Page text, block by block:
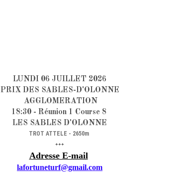
LUNDI 06 JUILLET 2026
PRIX DES SABLES-D'OLONNE
AGGLOMERATION
18:30 - Réunion 1 Course 8
LES SABLES D'OLONNE
TROT ATTELE - 2650m
+++
Adresse E-mail
lafortuneturf@gmail.com